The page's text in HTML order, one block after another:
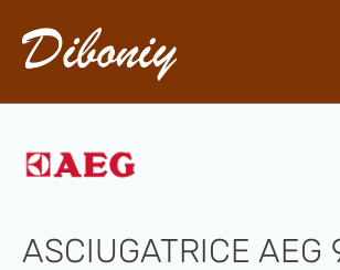
Passa al contenuto principale
ASCIUGATRICE AEG